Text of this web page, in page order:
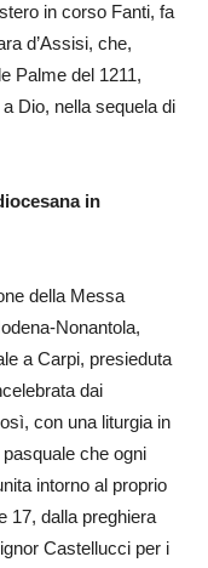
in corso Fanti, fa
d’Assisi, che,
Palme del 1211,
Dio, nella sequela di
in
della Messa
Nonantola,
a Carpi, presieduta
dai
con una liturgia in
che ogni
intorno al proprio
17, dalla preghiera
Castellucci per i